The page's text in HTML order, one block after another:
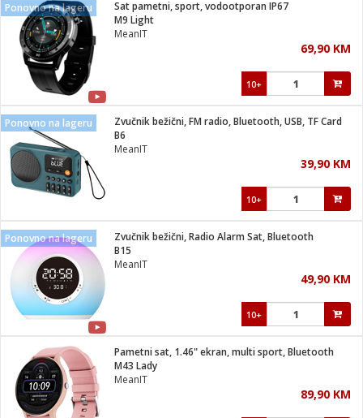
Ponovno na lageru
Sat pametni, sport, vodootporan IP67
M9 Light
MeanIT
69,90 KM
10+
Ponovno na lageru
Zvučnik bežični, FM radio, Bluetooth, USB, TF Card
B6
MeanIT
39,90 KM
10+
Ponovno na lageru
Zvučnik bežični, Radio Alarm Sat, Bluetooth
B15
MeanIT
49,90 KM
10+
Pametni sat, 1.46" ekran, multi sport, Bluetooth
M43 Lady
MeanIT
89,90 KM